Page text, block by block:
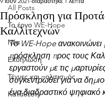
All Posts
Το έργο WE-Hope
Νέα
Εκδήλωση
Τέχνες και πολιτισμός
Κατάθεση
Πρόσκληση για
Καλλιτεχνών
Το WE-Hope ανακοινώνει
πρόσκληση προς τους
εργαστούν με τις
συγκεντρωθεί για να
ένα διαδραστικό ψηφιακό